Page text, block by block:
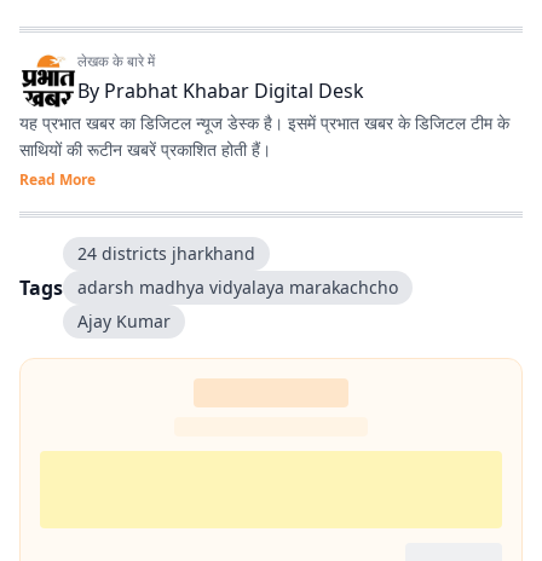
लेखक के बारे में
By Prabhat Khabar Digital Desk
यह प्रभात खबर का डिजिटल न्यूज डेस्क है। इसमें प्रभात खबर के डिजिटल टीम के
साथियों की रूटीन खबरें प्रकाशित होती हैं।
Read More
Tags
24 districts jharkhand
adarsh madhya vidyalaya marakachcho
Ajay Kumar